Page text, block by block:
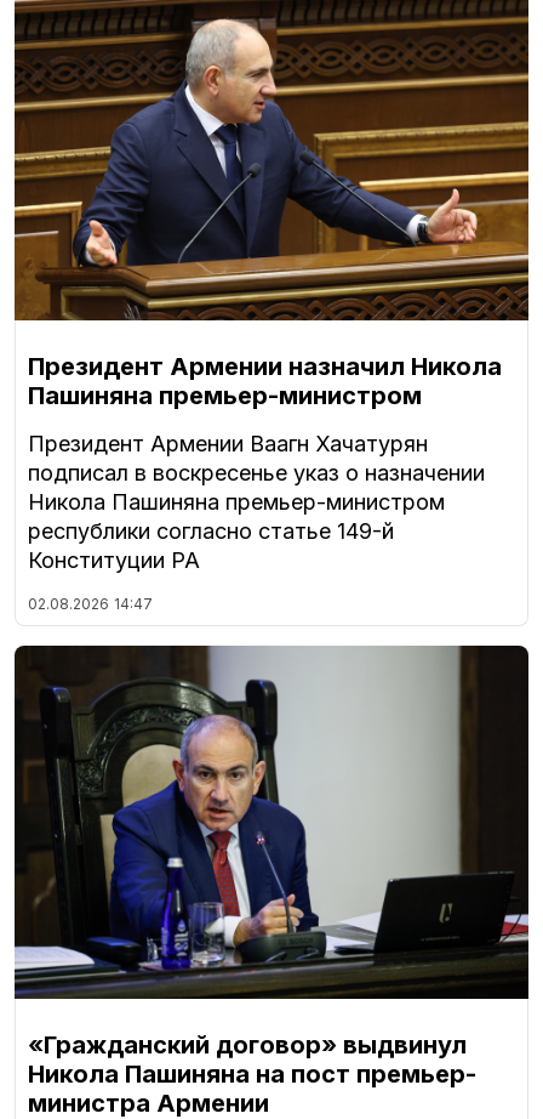
Президент Армении назначил Никола
Пашиняна премьер-министром
Президент Армении Ваагн Хачатурян
подписал в воскресенье указ о назначении
Никола Пашиняна премьер-министром
республики согласно статье 149-й
Конституции РА
02.08.2026 14:47
«Гражданский договор» выдвинул
Никола Пашиняна на пост премьер-
министра Армении